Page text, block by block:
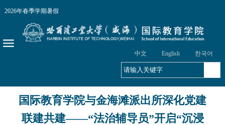
2026年春季学期暑假
中文 English 한국어
国际教育学院与金海滩派出所深化党建
联建共建——“法治辅导员”开启“沉浸